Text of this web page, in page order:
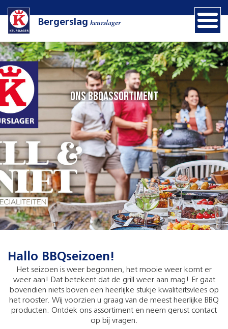
Bergerslag keurslager
Ons BBQassortiment
Hallo BBQseizoen!
Het seizoen is weer begonnen, het mooie weer komt er
weer aan! Dat betekent dat de grill weer aan mag! Er gaat
bovendien niets boven een heerlijke stukje kwaliteitsvlees op
het rooster. Wij voorzien u graag van de meest heerlijke BBQ
producten. Ontdek ons assortiment en neem gerust contact
op bij vragen.